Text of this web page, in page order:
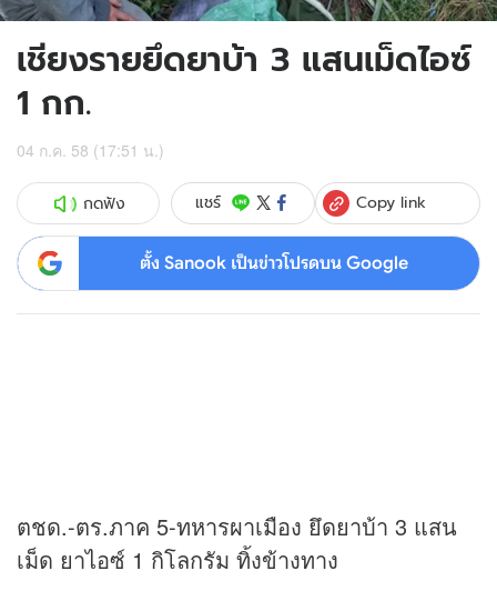
เชียงรายยึดยาบ้า 3 แสนเม็ดไอซ์
1 กก.
04 ก.ค. 58 (17:51 น.)
กดฟัง แชร์ Copy link
ตั้ง Sanook เป็นข่าวโปรดบน Google
ตชด.-ตร.ภาค 5-ทหารผาเมือง ยึดยาบ้า 3 แสน
เม็ด ยาไอซ์ 1 กิโลกรัม ทิ้งข้างทาง